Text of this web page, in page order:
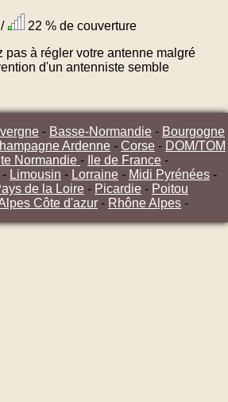
/
22 % de couverture
pas à régler votre antenne malgré
d'un antenniste semble
- Basse-Normandie - Bourgogne
Ardenne - Corse - DOM/TOM
Normandie - Ile de France -
- Limousin - Lorraine - Midi Pyrénées -
de la Loire - Picardie - Poitou
Côte d'azur - Rhône Alpes -